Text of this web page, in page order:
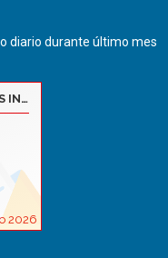
diario durante último mes